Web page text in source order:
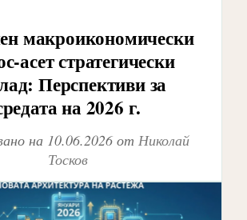
макроикономически
асет стратегически
Перспективи за
на 2026 г.
на 10.06.2026 от Николай
Тосков